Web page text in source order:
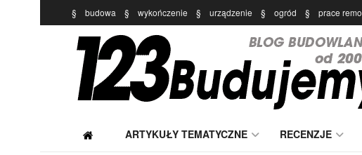
§ budowa § wykończenie § urządzenie § ogród § prace
ARTYKUŁY TEMATYCZNE RECENZJE